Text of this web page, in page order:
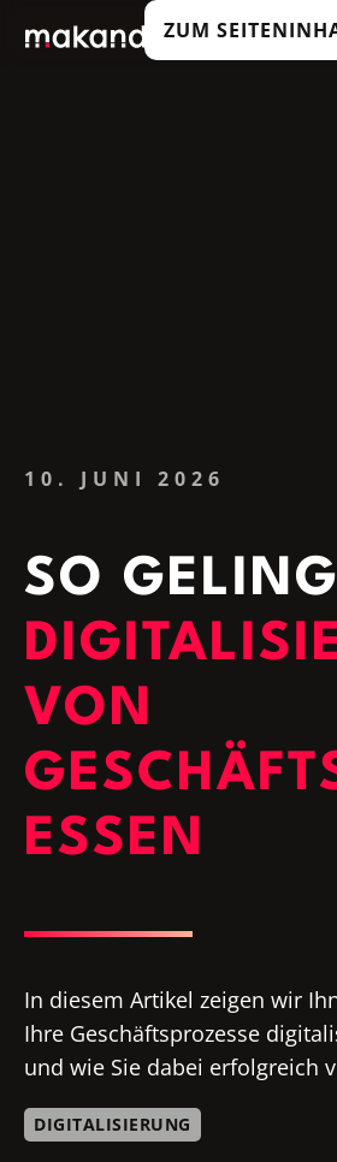
ZUM
10. JUNI 2026
SO
VON
ESSEN
DIGITALISIERUNG
In diesem Artikel zeigen wir
Ihre Geschäftsprozesse
und wie Sie dabei erfolgreich